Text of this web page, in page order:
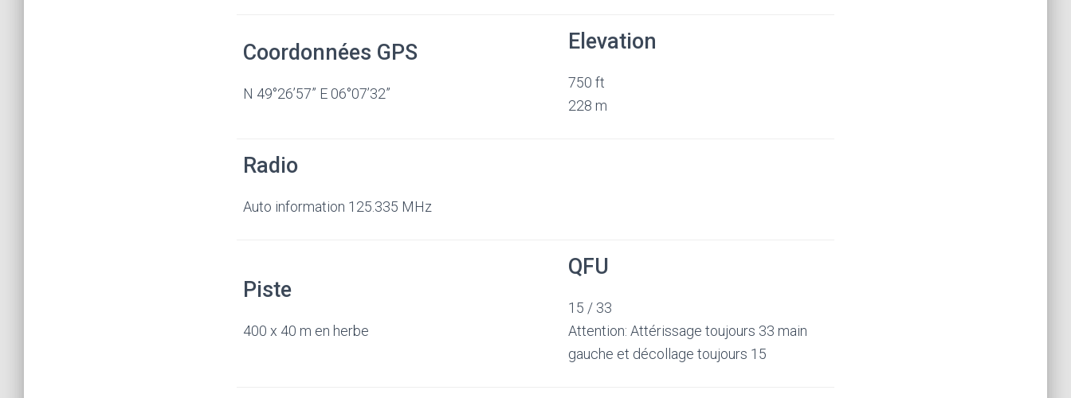
Coordonnées GPS
N 49°26’57” E 06°07’32”
Elevation
750 ft
228 m
Radio
Auto information 125.335 MHz
Piste
400 x 40 m en herbe
QFU
15 / 33
Attention: Attérissage toujours 33 main
gauche et décollage toujours 15